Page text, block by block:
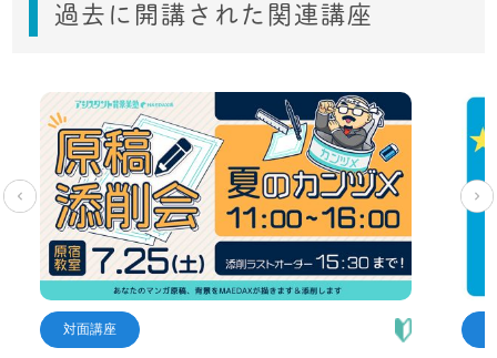
過去に開講された関連講座
対面講座